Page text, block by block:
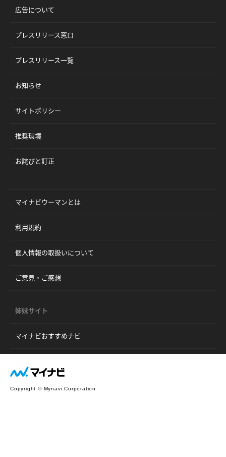
広告について
プレスリリース窓口
プレスリリース一覧
お知らせ
サイトポリシー
推奨環境
お詫びと訂正
マイナビウーマンとは
利用規約
個人情報の取扱いについて
ご意見・ご感想
姉妹サイト
マイナビおすすめナビ
Copyright © Mynavi Corporation